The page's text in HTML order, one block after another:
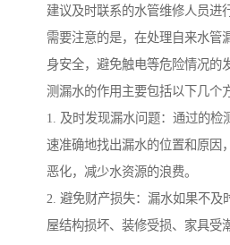
建议及时联系的水管维修人员进
需要注意的是，在处理自来水管
身安全，避免触电等危险情况的
测漏水的作用主要包括以下几个
1. 及时发现漏水问题：通过的检
速准确地找出漏水的位置和原因
恶化，减少水资源的浪费。
2. 避免财产损失：漏水如果不及
屋结构损坏、装修受损、家具受